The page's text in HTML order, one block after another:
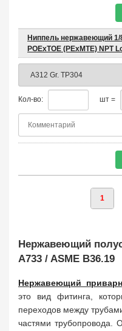
Ниппель нержавеющий
POEхTOE (PEхMTE) NPT
Кол-во: шт =
1
Нержавеющий
A733 / ASME B36.19
Нержавеющий
это вид фитинга,
переходов между
частями трубопровода.